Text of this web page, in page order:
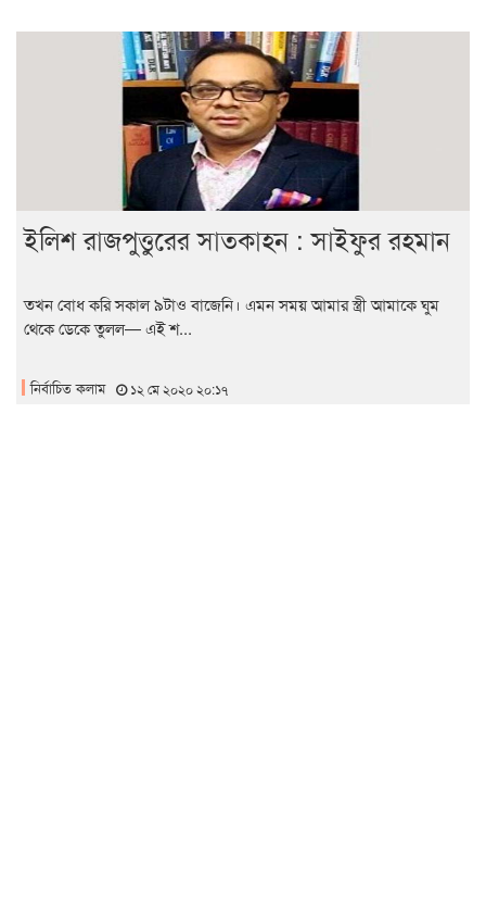
ইলিশ রাজপুত্তুরের সাতকাহন : সাইফুর রহমান
তখন বোধ করি সকাল ৯টাও বাজেনি। এমন সময় আমার স্ত্রী আমাকে ঘুম
থেকে ডেকে তুলল— এই শ...
নির্বাচিত কলাম ১২ মে ২০২০ ২০:১৭